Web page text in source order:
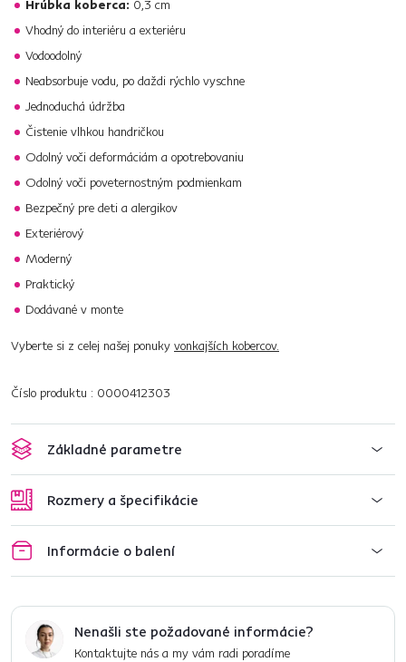
Hrúbka koberca: 0,3 cm
Vhodný do interiéru a exteriéru
Vodoodolný
Neabsorbuje vodu, po daždi rýchlo vyschne
Jednoduchá údržba
Čistenie vlhkou handričkou
Odolný voči deformáciám a opotrebovaniu
Odolný voči poveternostným podmienkam
Bezpečný pre deti a alergikov
Exteriérový
Moderný
Praktický
Dodávané v monte
Vyberte si z celej našej ponuky vonkajších kobercov.
Číslo produktu : 0000412303
Základné parametre
Rozmery a špecifikácie
Informácie o balení
Nenašli ste požadované informácie?
Kontaktujte nás a my vám radi poradíme